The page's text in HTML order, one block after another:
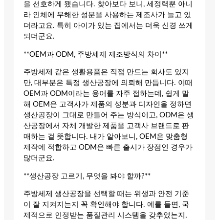
을 선호하게 됐습니다. 찾아보다 보니, 세정력뿐 아니
라 인체에 무해한 성분을 사용하는 제조사가 늘고 있
더라고요. 특히 아이가 있는 집에서는 더욱 신경 쓰게
되더군요.
**OEM과 ODM, 주방세제 제조방식의 차이**
주방세제 같은 생활용품은 직접 만드는 회사도 있지
만, 대부분은 특정 생산공장에 의뢰해 만듭니다. 이때
OEM과 ODM이라는 용어를 자주 접하는데, 쉽게 말
해 OEM은 고객사가 제품의 성분과 디자인을 정하면
생산공장이 그대로 만들어 주는 방식이고, ODM은 생
산공장에서 자체 개발한 제품을 고객사 브랜드로 판
매하는 걸 뜻합니다. 내가 알아보니, OEM은 맞춤형
제작에 적합하고 ODM은 빠른 출시가 장점인 경우가
많더군요.
**생산공장 고르기, 무엇을 봐야 할까?**
주방세제 생산공장을 선택할 때는 위생과 안전 기준
이 잘 지켜지는지 꼭 확인해야 합니다. 예를 들면, 국
제적으로 인정받는 품질관리 시스템을 갖추었는지,